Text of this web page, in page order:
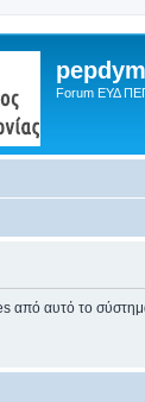
Forum ΕΥΔ
από αυτό το